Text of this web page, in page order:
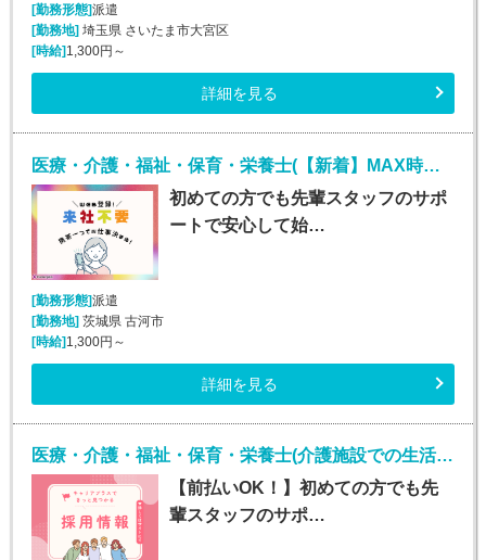
[勤務形態]派遣
[勤務地]埼玉県 さいたま市大宮区
[時給]1,300円～
詳細を見る
医療・介護・福祉・保育・栄養士(【新着】MAX時給1800円！介護施設での生活介助)
初めての方でも先輩スタッフのサポ
ートで安心して始…
[勤務形態]派遣
[勤務地]茨城県 古河市
[時給]1,300円～
詳細を見る
医療・介護・福祉・保育・栄養士(介護施設での生活介助(介護スタッフ)/川崎)
【前払いOK！】初めての方でも先
輩スタッフのサポ…